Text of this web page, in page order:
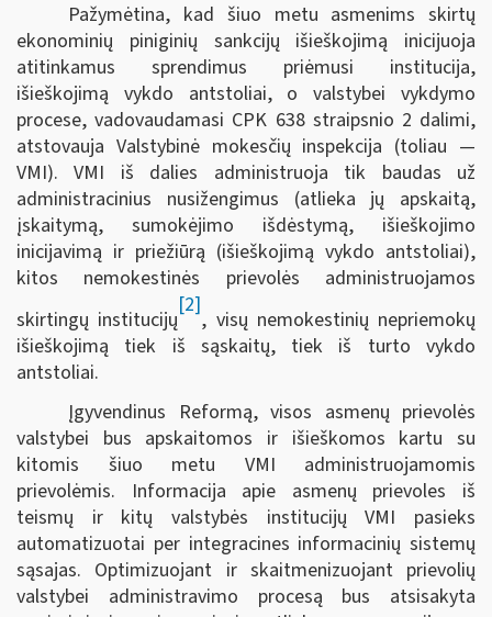
Pažymėtina, kad šiuo metu asmenims skirtų
ekonominių piniginių sankcijų išieškojimą inicijuoja
atitinkamus sprendimus priėmusi institucija,
išieškojimą vykdo antstoliai, o valstybei vykdymo
procese, vadovaudamasi CPK 638 straipsnio 2 dalimi,
atstovauja Valstybinė mokesčių inspekcija (toliau —
VMI). VMI iš dalies administruoja tik baudas už
administracinius nusižengimus (atlieka jų apskaitą,
įskaitymą, sumokėjimo išdėstymą, išieškojimo
inicijavimą ir priežiūrą (išieškojimą vykdo antstoliai),
kitos nemokestinės prievolės administruojamos
skirtingų institucijų
[2]
, visų nemokestinių nepriemokų
išieškojimą tiek iš sąskaitų, tiek iš turto vykdo
antstoliai.
Įgyvendinus Reformą, visos asmenų prievolės
valstybei bus apskaitomos ir išieškomos kartu su
kitomis šiuo metu VMI administruojamomis
prievolėmis. Informacija apie asmenų prievoles iš
teismų ir kitų valstybės institucijų VMI pasieks
automatizuotai per integracines informacinių sistemų
sąsajas. Optimizuojant ir skaitmenizuojant prievolių
valstybei administravimo procesą bus atsisakyta